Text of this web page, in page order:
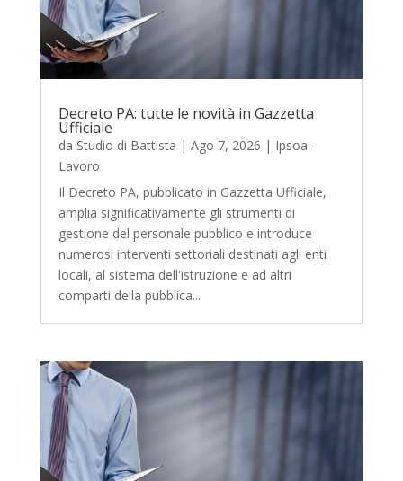
Decreto PA: tutte le novità in Gazzetta
Ufficiale
da Studio di Battista | Ago 7, 2026 | Ipsoa -
Lavoro
Il Decreto PA, pubblicato in Gazzetta Ufficiale,
amplia significativamente gli strumenti di
gestione del personale pubblico e introduce
numerosi interventi settoriali destinati agli enti
locali, al sistema dell'istruzione e ad altri
comparti della pubblica...